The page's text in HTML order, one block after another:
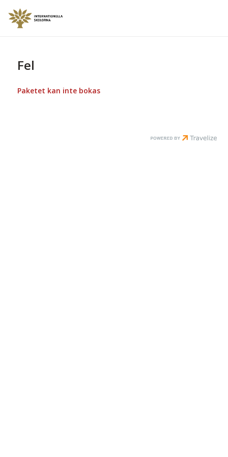
Fel
Paketet kan inte bokas